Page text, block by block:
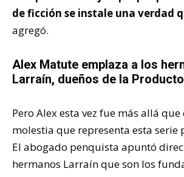
de ficción se instale una verdad
agregó.
Alex Matute emplaza a los
Larraín, dueños de la
Pero Alex esta vez fue más allá
molestia que representa esta serie
El abogado penquista apuntó
hermanos Larraín que son los